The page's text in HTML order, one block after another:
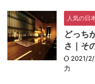
人気の日
どっち
さ｜そ
2021/
力